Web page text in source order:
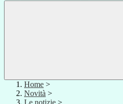
Home >
Novità >